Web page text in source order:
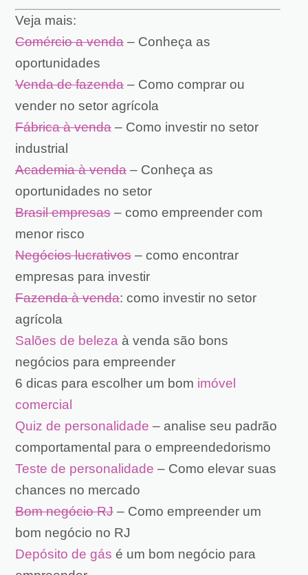
Veja mais:
Comércio a venda – Conheça as
oportunidades
Venda de fazenda – Como comprar ou
vender no setor agrícola
Fábrica à venda – Como investir no setor
industrial
Academia à venda – Conheça as
oportunidades no setor
Brasil empresas – como empreender com
menor risco
Negócios lucrativos – como encontrar
empresas para investir
Fazenda à venda: como investir no setor
agrícola
Salões de beleza à venda são bons
negócios para empreender
6 dicas para escolher um bom imóvel
comercial
Quiz de personalidade – analise seu padrão
comportamental para o empreendedorismo
Teste de personalidade – Como elevar suas
chances no mercado
Bom negócio RJ – Como empreender um
bom negócio no RJ
Depósito de gás é um bom negócio para